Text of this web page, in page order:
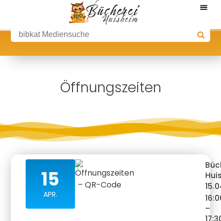
Öffnungszeiten
15
APR.
–